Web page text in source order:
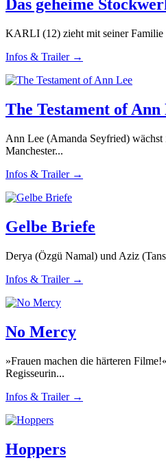
Das geheime
KARLI (12) zieht mit seiner Familie
Infos & Trailer →
The Testament of Ann
Ann Lee (Amanda Seyfried)
Manchester...
Infos & Trailer →
Gelbe Briefe
Derya (Özgü Namal) und Aziz
Infos & Trailer →
No Mercy
»Frauen machen die härteren
Regisseurin...
Infos & Trailer →
Hoppers